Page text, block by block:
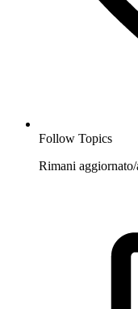
Follow Topics
Rimani